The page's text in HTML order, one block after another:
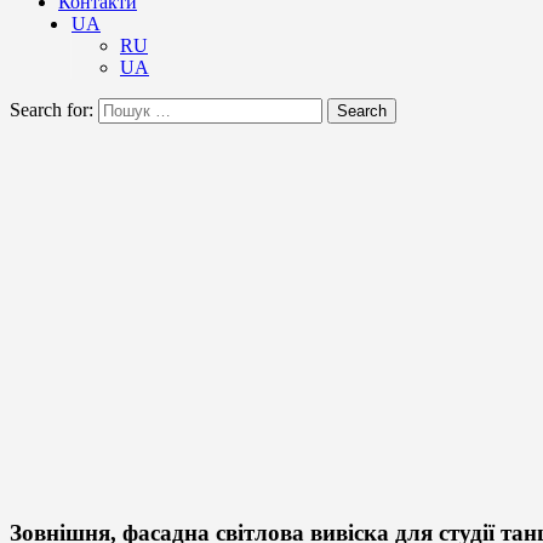
UA
RU
UA
Search for: Search
Зовнішня, фасадна світлова вивіска для студії